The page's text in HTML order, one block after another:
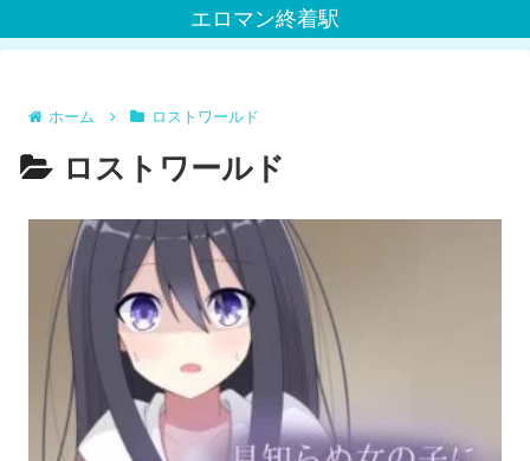
エロマン終着駅
ホーム ロストワールド
ロストワールド